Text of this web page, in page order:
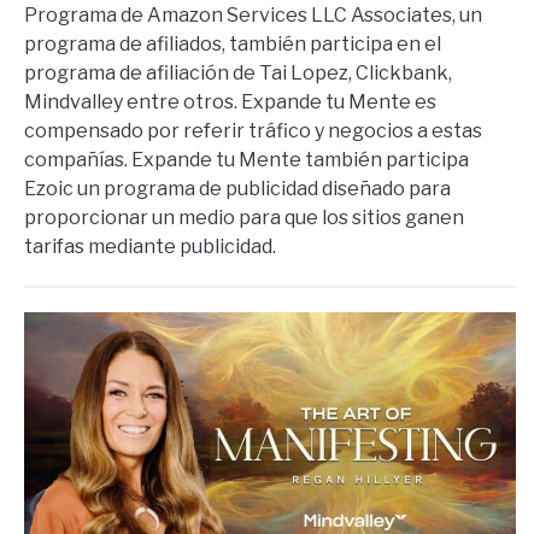
Programa de Amazon Services LLC Associates, un
programa de afiliados, también participa en el
programa de afiliación de Tai Lopez, Clickbank,
Mindvalley entre otros. Expande tu Mente es
compensado por referir tráfico y negocios a estas
compañías. Expande tu Mente también participa
Ezoic un programa de publicidad diseñado para
proporcionar un medio para que los sitios ganen
tarifas mediante publicidad.